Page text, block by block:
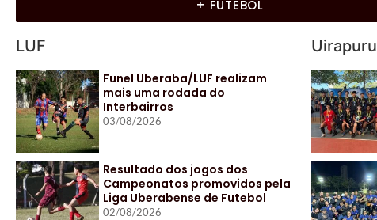
+ FUTEBOL
LUF
Funel Uberaba/LUF realizam
mais uma rodada do
Interbairros
03/08/2026
Resultado dos jogos dos
Campeonatos promovidos pela
Liga Uberabense de Futebol
02/08/2026
Uirapuru